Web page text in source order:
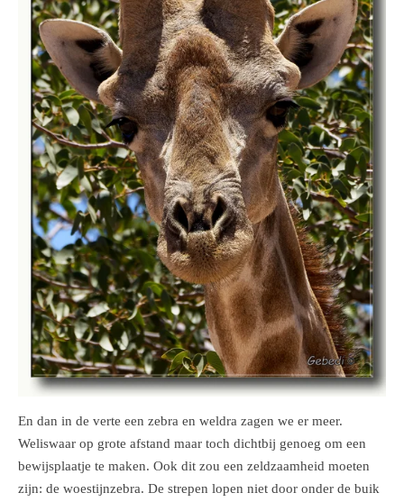
En dan in de verte een zebra en weldra zagen we er meer.
Weliswaar op grote afstand maar toch dichtbij genoeg om een
bewijsplaatje te maken. Ook dit zou een zeldzaamheid moeten
zijn: de woestijnzebra. De strepen lopen niet door onder de buik